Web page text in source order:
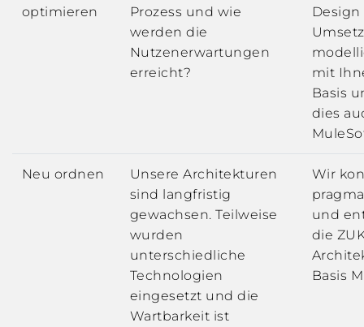
optimieren
Prozess und wie
werden die
Nutzenerwartungen
erreicht?
mit
Basis
dies
Neu ordnen
Unsere Architekturen
sind langfristig
gewachsen. Teilweise
wurden
unterschiedliche
Technologien
eingesetzt und die
Wartbarkeit ist
Wir
und
die
Basis